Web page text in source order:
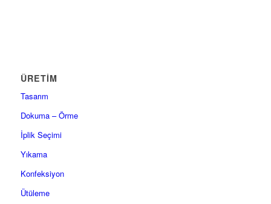
ÜRETİM
Tasarım
Dokuma – Örme
İplik Seçimi
Yıkama
Konfeksiyon
Ütüleme